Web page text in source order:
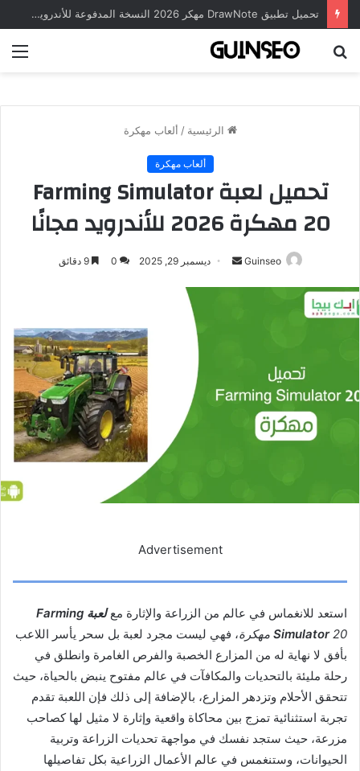
تحميل تطبيق DrawNote مهكر 2026 النسخة المدفوعة للأندرويد مجاناً
الرئيسية / ألعاب مهكرة
ألعاب مهكرة
تحميل لعبة Farming Simulator
20 مهكرة 2026 للأندرويد مجانًا
Guinseo
أرسلديسمبر 29, 2025 0 9 دقائق
Advertisement
استعد للانغماس في عالم من الزراعة والإثارة مع
لعبة Farming
Simulator20 مهكرة
، فهي ليست مجرد لعبة بل سحر يأسر اللاعب
بأفق لا نهاية له من المزارع الخصبة والفرص الغامرة وانطلق في
رحلة مليئة بالتحديات والمكافآت في عالم مفتوح ينبض بالحياة، حيث
تتحقق الأحلام وتزدهر المزارع، بالإضافة إلى ذلك فإن اللعبة تقدم
تجربة استثنائية تمزج بين محاكاة واقعية وإثارة لا مثيل لها كصاحب
مزرعة، حيث ستجد نفسك في مواجهة تحديات الزراعة وتربية
الحيوانات، وستنغمس في عالم الأعمال الزراعية بكل تفاصيلها